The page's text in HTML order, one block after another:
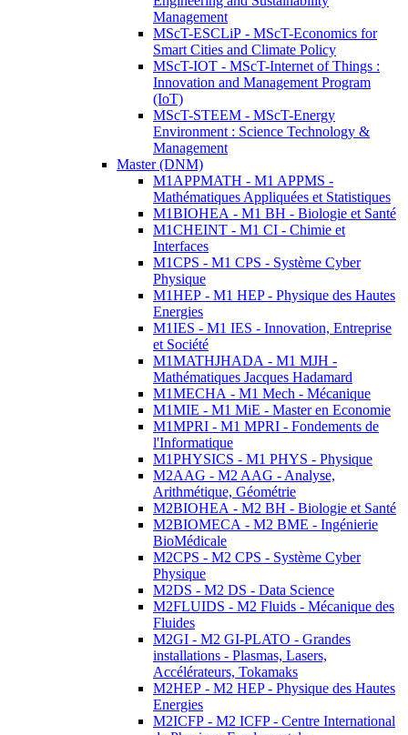
Management
MScT-ESCLiP - MScT-Economics for
Smart Cities and Climate Policy
MScT-IOT - MScT-Internet of Things :
Innovation and Management Program
(IoT)
MScT-STEEM - MScT-Energy
Environment : Science Technology &
Management
Master (DNM)
M1APPMATH - M1 APPMS -
Mathématiques Appliquées et Statistiques
M1BIOHEA - M1 BH - Biologie et Santé
M1CHEINT - M1 CI - Chimie et
Interfaces
M1CPS - M1 CPS - Système Cyber
Physique
M1HEP - M1 HEP - Physique des Hautes
Energies
M1IES - M1 IES - Innovation, Entreprise
et Société
M1MATHJHADA - M1 MJH -
Mathématiques Jacques Hadamard
M1MECHA - M1 Mech - Mécanique
M1MIE - M1 MiE - Master en Economie
M1MPRI - M1 MPRI - Fondements de
l'Informatique
M1PHYSICS - M1 PHYS - Physique
M2AAG - M2 AAG - Analyse,
Arithmétique, Géométrie
M2BIOHEA - M2 BH - Biologie et Santé
M2BIOMECA - M2 BME - Ingénierie
BioMédicale
M2CPS - M2 CPS - Système Cyber
Physique
M2DS - M2 DS - Data Science
M2FLUIDS - M2 Fluids - Mécanique des
Fluides
M2GI - M2 GI-PLATO - Grandes
installations - Plasmas, Lasers,
Accélérateurs, Tokamaks
M2HEP - M2 HEP - Physique des Hautes
Energies
M2ICFP - M2 ICFP - Centre International